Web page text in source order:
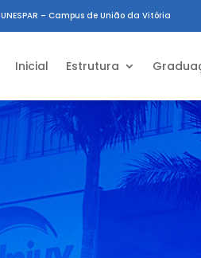
UNESPAR – Campus de União da Vitória
Inicial Estrutura